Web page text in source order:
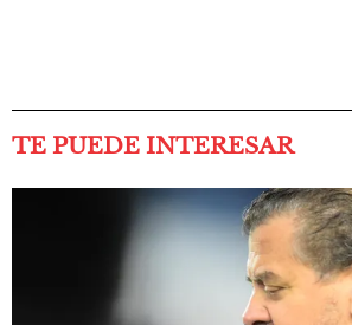
TE PUEDE INTERESAR